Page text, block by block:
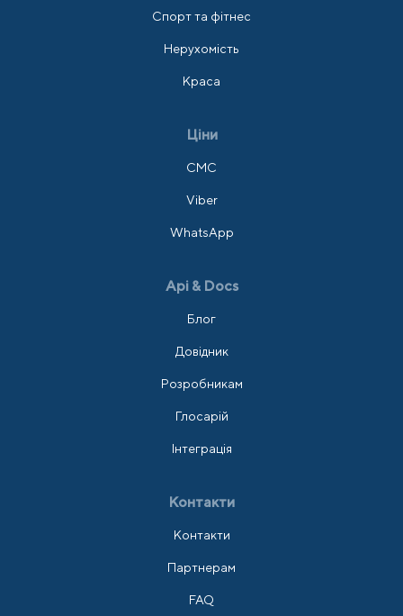
Спорт та фітнес
Нерухомість
Краса
Ціни
СМС
Viber
WhatsApp
Api & Docs
Блог
Довідник
Розробникам
Глосарій
Інтеграція
Контакти
Контакти
Партнерам
FAQ